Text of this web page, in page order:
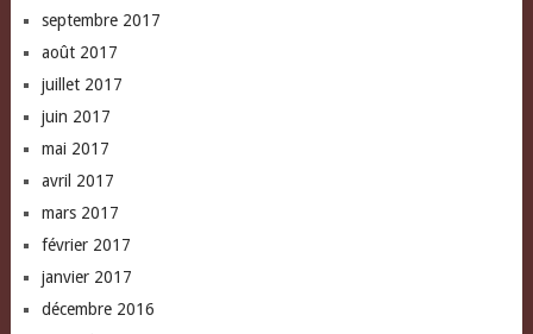
septembre 2017
août 2017
juillet 2017
juin 2017
mai 2017
avril 2017
mars 2017
février 2017
janvier 2017
décembre 2016